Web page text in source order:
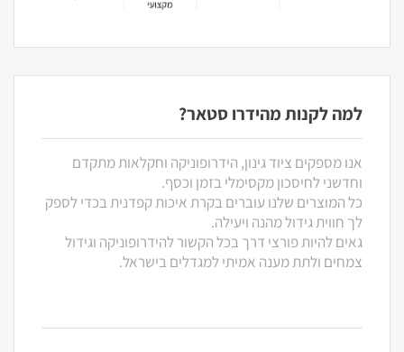
למה לקנות מהידרו סטאר?
אנו מספקים ציוד גינון, הידרופוניקה וחקלאות מתקדם
וחדשני לחיסכון מקסימלי בזמן וכסף.
כל המוצרים שלנו עוברים בקרת איכות קפדנית בכדי לספק
לך חווית גידול מהנה ויעילה.
גאים להיות פורצי דרך בכל הקשור להידרופוניקה וגידול
צמחים ולתת מענה אמיתי למגדלים בישראל.